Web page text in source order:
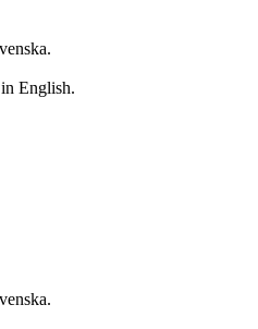
English.